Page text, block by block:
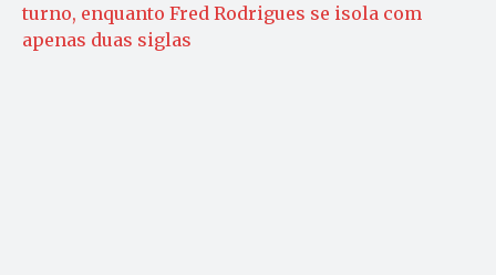
turno, enquanto Fred Rodrigues se isola com
apenas duas siglas